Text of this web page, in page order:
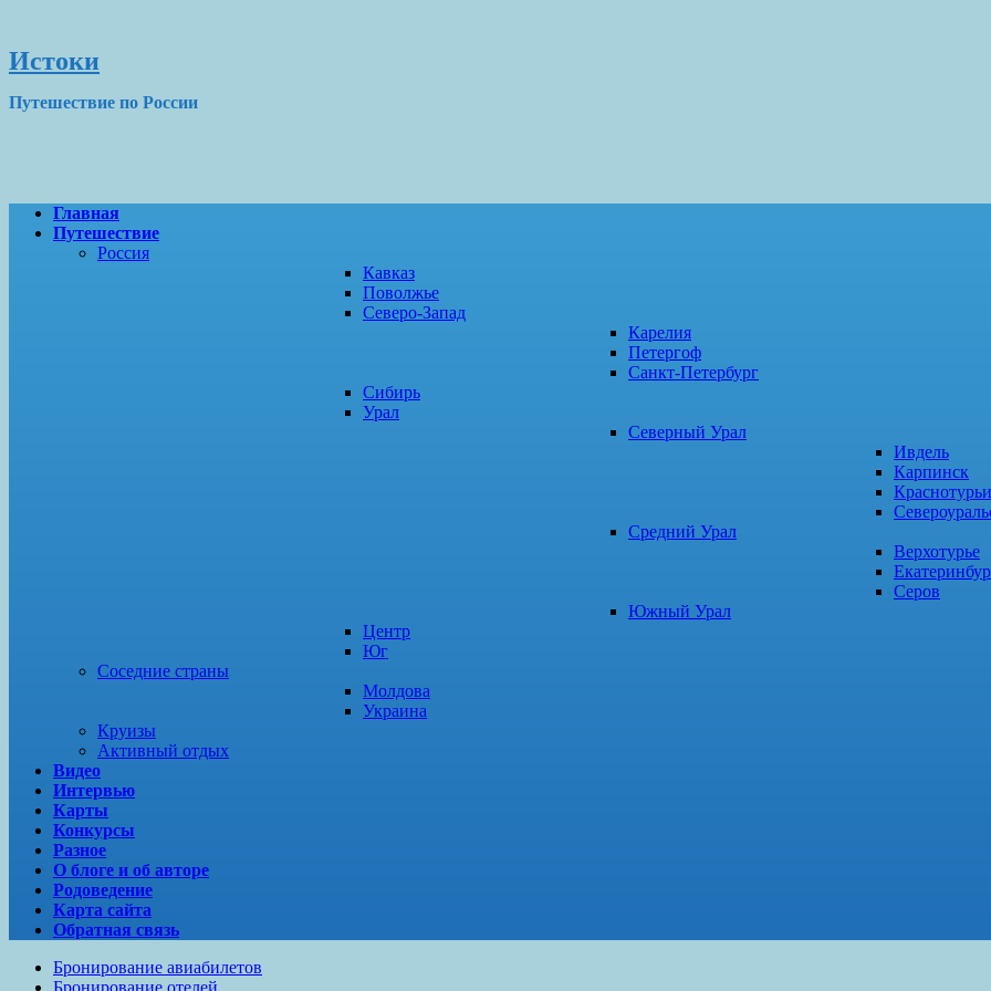
Истоки
Путешествие по России
Главная
Путешествие
Россия
Кавказ
Поволжье
Северо-Запад
Карелия
Петергоф
Санкт-Петербург
Сибирь
Урал
Северный Урал
Ивдель
Карпинск
Средний Урал
Верхотурье
Серов
Южный Урал
Центр
Юг
Соседние страны
Молдова
Украина
Круизы
Активный отдых
Видео
Интервью
Карты
Конкурсы
Разное
О блоге и об авторе
Родоведение
Карта сайта
Обратная связь
Бронирование авиабилетов
Бронирование отелей